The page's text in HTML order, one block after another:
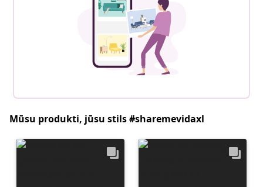
Mūsu produkti, jūsu stils #sharemevidaxl